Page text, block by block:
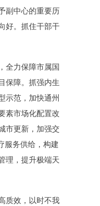
副中心的重要历
好。抓住干部干
全力保障市属国
保障。抓强内生
示范，加快通州
素市场化配置改
市更新，加强交
服务供给，构建
理，提升极端天
质效，以时不我